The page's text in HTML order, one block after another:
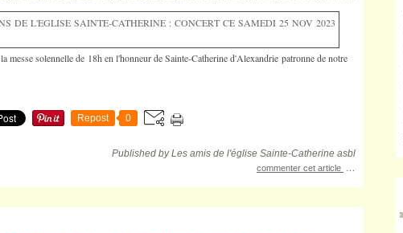
messe solennelle de 18h en l'honneur de Sainte-Catherine d'Alexandrie patronne de notre
Repost 0
Published by Les amis de l'église Sainte-Catherine asbl
commenter cet article …